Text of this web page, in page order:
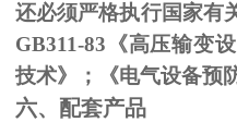
还必须严格执行国家有
GB311-83 《高压输变
技术》；《电气设备预
六、配套产品